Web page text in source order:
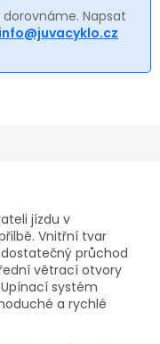
Napsat
info@juvacyklo.cz
jízdu v
Vnitřní tvar
průchod
větrací otvory
systém
a rychlé